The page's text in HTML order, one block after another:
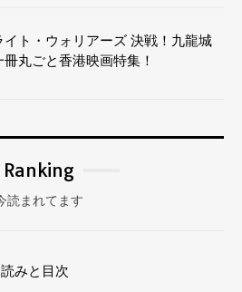
イト・ウォリアーズ 決戦！九龍城
丸ごと香港映画特集！
Ranking
読まれてます
みと目次